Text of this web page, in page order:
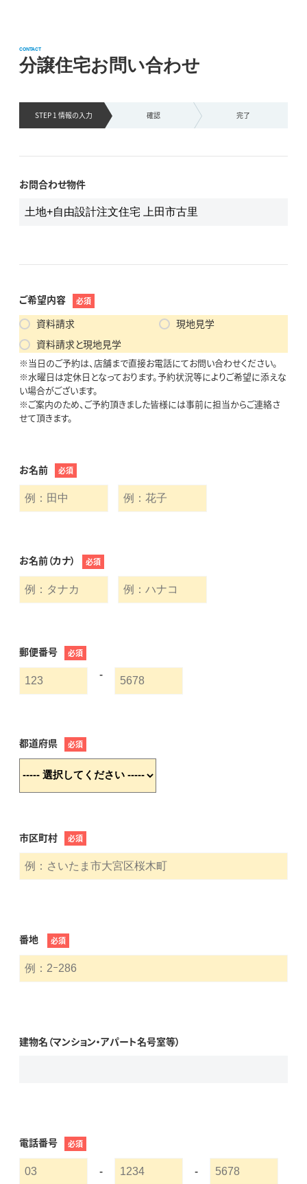
分譲住宅お問い合わせ
CONTACT
STEP 1 情報の入力 確認 完了
お問合わせ物件
ご希望内容 必須
資料請求
現地見学
資料請求と現地見学
※当日のご予約は、店舗まで直接お電話にてお問い合わせください。
※水曜日は定休日となっております。予約状況等によりご希望に添えな
い場合がございます。
※ご案内のため、ご予約頂きました皆様には事前に担当からご連絡さ
せて頂きます。
お名前 必須
お名前（カナ） 必須
郵便番号 必須
-
都道府県 必須
市区町村 必須
番地 必須
建物名（マンション・アパート名号室等）
電話番号 必須
- -